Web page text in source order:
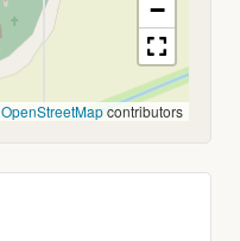
−
OpenStreetMapcontributors